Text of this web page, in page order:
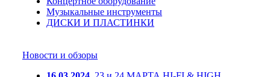
Музыкальные инструменты
ДИСКИ И ПЛАСТИНКИ
Новости и обзоры